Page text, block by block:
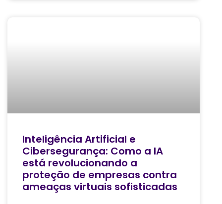
Inteligência Artificial e
Cibersegurança: Como a IA
está revolucionando a
proteção de empresas contra
ameaças virtuais sofisticadas